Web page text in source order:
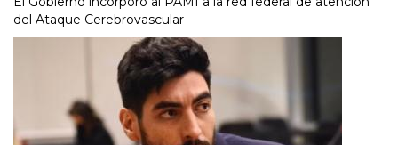
del Ataque Cerebrovascular